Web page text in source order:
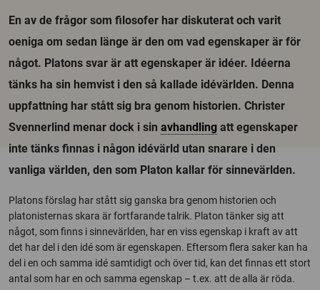
En av de frågor som filosofer har diskuterat och varit
oeniga om sedan länge är den om vad egenskaper är för
något. Platons svar är att egenskaper är idéer. Idéerna
tänks ha sin hemvist i den så kallade idévärlden. Denna
uppfattning har stått sig bra genom historien. Christer
Svennerlind menar dock i sin avhandling att egenskaper
inte tänks finnas i någon idévärld utan snarare i den
vanliga världen, den som Platon kallar för sinnevärlden.
Platons förslag har stått sig ganska bra genom historien och
platonisternas skara är fortfarande talrik. Platon tänker sig att
något, som finns i sinnevärlden, har en viss egenskap i kraft av att
det har del i den idé som är egenskapen. Eftersom flera saker kan ha
del i en och samma idé samtidigt och över tid, kan det finnas ett stort
antal som har en och samma egenskap – t.ex. att de alla är röda.